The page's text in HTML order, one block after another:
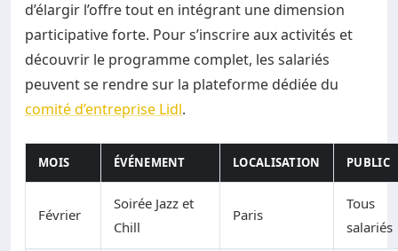
d’élargir l’offre tout en intégrant une dimension
participative forte. Pour s’inscrire aux activités et
découvrir le programme complet, les salariés
peuvent se rendre sur la plateforme dédiée du
comité d’entreprise Lidl.
MOIS ÉVÉNEMENT LOCALISATION PUBLIC
Février
Soirée Jazz et
Chill
Paris
Tous
salariés